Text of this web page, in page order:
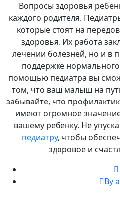
Вопросы здоровья
каждого родителя.
которые стоят на
здоровья. Их работа
лечении болезней, но и в
поддержке
помощью педиатра вы
том, что ваш малыш на
забывайте, что
имеют огромное
вашему ребенку. Не
педиатру, чтобы
здоровое и
By